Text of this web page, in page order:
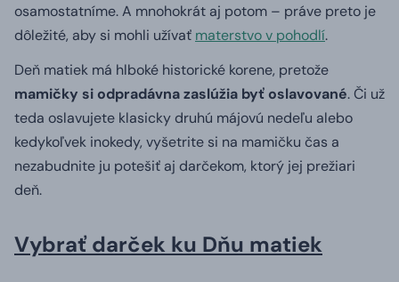
osamostatníme. A mnohokrát aj potom – práve preto je
dôležité, aby si mohli užívať materstvo v pohodlí.
Deň matiek má hlboké historické korene, pretože
mamičky si odpradávna zaslúžia byť oslavované. Či už
teda oslavujete klasicky druhú májovú nedeľu alebo
kedykoľvek inokedy, vyšetrite si na mamičku čas a
nezabudnite ju potešiť aj darčekom, ktorý jej prežiari
deň.
Vybrať darček ku Dňu matiek